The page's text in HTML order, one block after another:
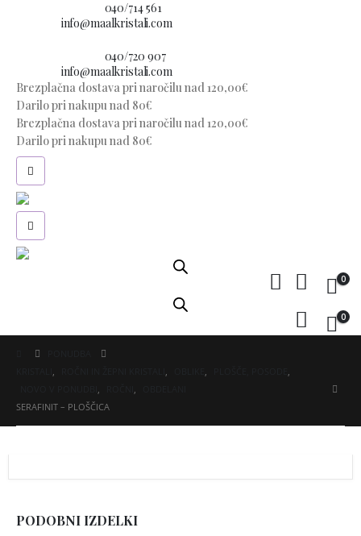
040/714 561
info@maalkristali.com
040/720 907
info@maalkristali.com
Brezplačna dostava pri naročilu nad 120,00€
Darilo pri nakupu nad 80€
Brezplačna dostava pri naročilu nad 120,00€
Darilo pri nakupu nad 80€
0
0
SERAFINIT – PLOŠČICA
PODOBNI IZDELKI